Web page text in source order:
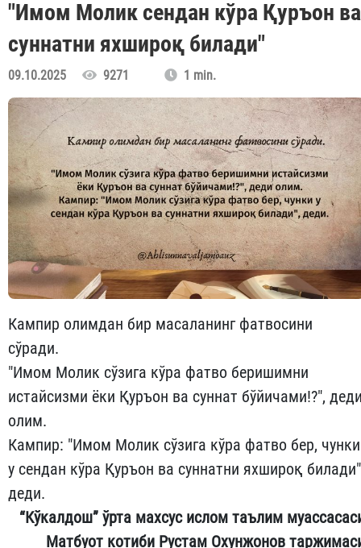
"Имом Молик сендан кўра Қуръон ва
суннатни яхшироқ билади"
09.10.2025 9271 1 min.
Кампир олимдан бир масаланинг фатвосини
сўради.
"Имом Молик сўзига кўра фатво беришимни
истайсизми ёки Қуръон ва суннат бўйичами!?",
олим.
Кампир: "Имом Молик сўзига кўра фатво бер, чунки
у сендан кўра Қуръон ва суннатни яхшироқ
деди.
“Кўкалдош” ўрта махсус ислом таълим
Матбуот котиби Рустам Охунжонов